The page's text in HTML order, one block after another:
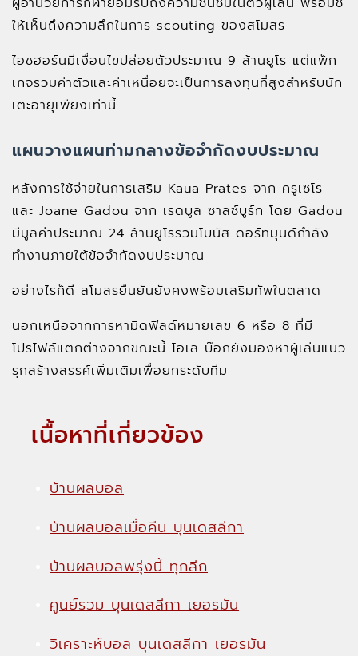
ให้เห็นถึงความลึกในการ scouting ของสโมสร
ไอชฮอร์นมีเงื่อนไขปล่อยตัวประมาณ 9 ล้านยูโร แต่แพ็ก
เกจรวมค่าตัวและค่าเหนื่อยจะเป็นการลงทุนที่สูงสำหรับนัก
เตะอายุเพียงเท่านี้
แผนวางแผนท่ามกลางข้อจำกัดงบประมาณ
หลังการใช้จ่ายในการเสริม Kaua Prates จาก ครูเซโร
และ Joane Gadou จาก เรดบูล ซาลซ์บูร์ก โดย Gadou
มีมูลค่าประมาณ 24 ล้านยูโรรวมโบนัส ดอร์ทมุนด์กำลัง
ทำงานภายใต้ข้อจำกัดงบประมาณ
อย่างไรก็ดี สโมสรยืนยันยังคงพร้อมเสริมทัพในตลาด
นอกเหนือจากการหามิดฟิลด์หมายเลข 6 หรือ 8 ที่มี
โปรไฟล์แตกต่างจากขณะนี้ โอเล บ๊อกยังมองหาผู้เล่นแนว
รุกสร้างสรรค์เพิ่มเติมเพื่อยกระดับทีม
เนื้อหาที่เกี่ยวข้อง
บ้านผลบอล
บ้านผลบอลเมื่อคืน บุนเดสลีกา
บ้านผลบอลพรุ่งนี้ ทุกลีก
ศูนย์รวม บุนเดสลีกา เยอรมัน
วิเคราะห์บอล บุนเดสลีกา เยอรมัน